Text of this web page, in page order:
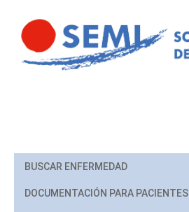
BUSCAR ENFERMEDAD
DOCUMENTACIÓN PARA PACIENTES